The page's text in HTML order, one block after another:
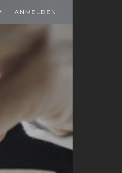
ANMELDEN